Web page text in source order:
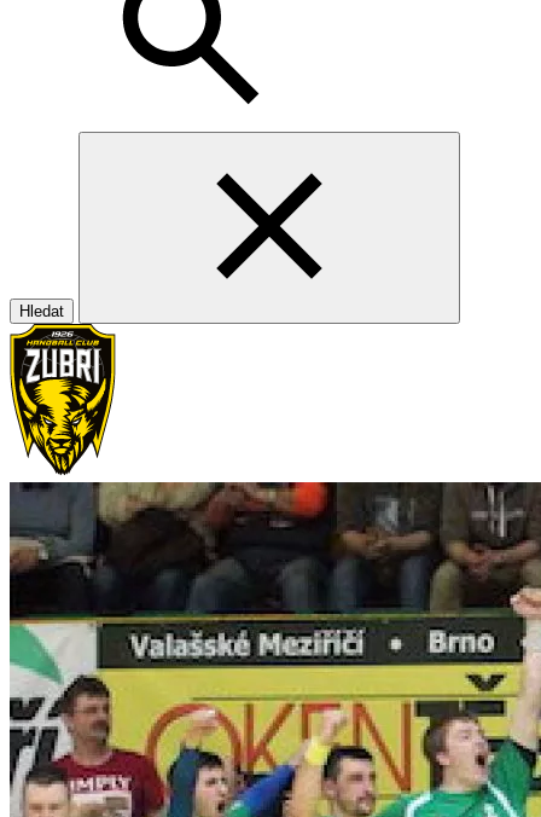
Hledat